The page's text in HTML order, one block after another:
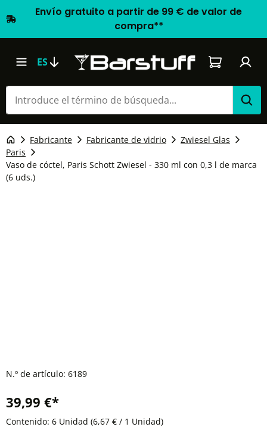
Envío gratuito a partir de 99 € de valor de
compra**
ES El carrito
Fabricante Fabricante de vidrio
Zwiesel Glas
Paris
Vaso de cóctel, Paris Schott Zwiesel - 330 ml con 0,3 l de marca
(6 uds.)
N.º de artículo: 6189
39,99 €*
Contenido: 6 Unidad (6,67 € / 1 Unidad)